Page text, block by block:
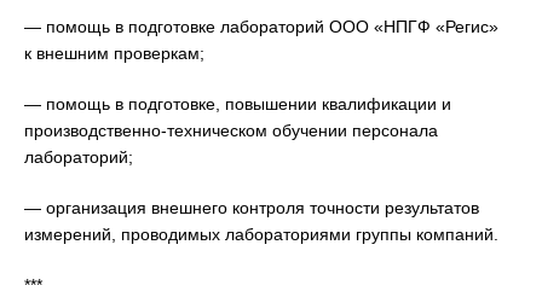
— помощь в подготовке лабораторий ООО «НПГФ «Регис»
к внешним проверкам;
— помощь в подготовке, повышении квалификации и
производственно-техническом обучении персонала
лабораторий;
— организация внешнего контроля точности результатов
измерений, проводимых лабораториями группы компаний.
***